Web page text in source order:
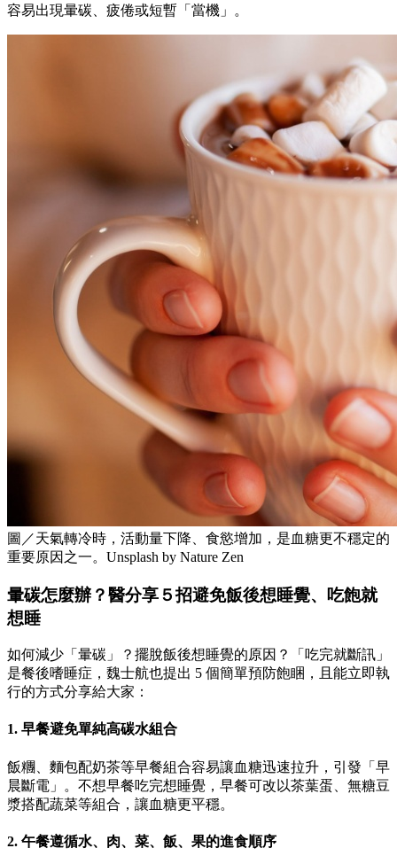
容易出現暈碳、疲倦或短暫「當機」。
圖／天氣轉冷時，活動量下降、食慾增加，是血糖更不穩定的
重要原因之一。Unsplash by Nature Zen
暈碳怎麼辦？醫分享５招避免飯後想睡覺、吃飽就
想睡
如何減少「暈碳」？擺脫飯後想睡覺的原因？「吃完就斷訊」
是餐後嗜睡症，魏士航也提出 5 個簡單預防飽睏，且能立即執
行的方式分享給大家：
1. 早餐避免單純高碳水組合
飯糰、麵包配奶茶等早餐組合容易讓血糖迅速拉升，引發「早
晨斷電」。不想早餐吃完想睡覺，早餐可改以茶葉蛋、無糖豆
漿搭配蔬菜等組合，讓血糖更平穩。
2. 午餐遵循水、肉、菜、飯、果的進食順序